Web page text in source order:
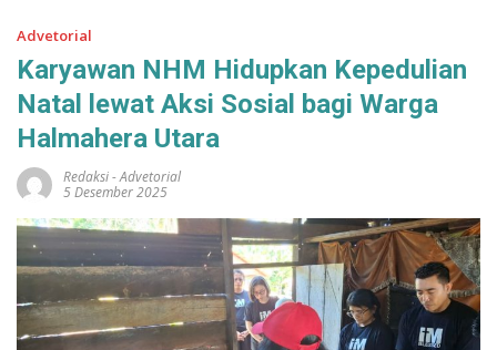
Advetorial
Karyawan NHM Hidupkan Kepedulian
Natal lewat Aksi Sosial bagi Warga
Halmahera Utara
Redaksi-Advetorial
5 Desember 2025